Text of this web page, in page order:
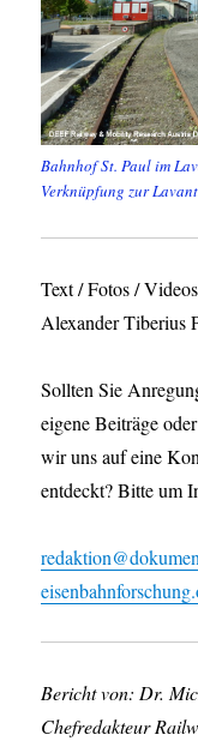
Bahnhof St. Paul im
Verknüpfung zur
Text / Fotos /
Alexander Tiberius
Sollten Sie
eigene Beiträge
wir uns auf eine
entdeckt? Bitte um
Bericht von: Dr.
Chefredakteur